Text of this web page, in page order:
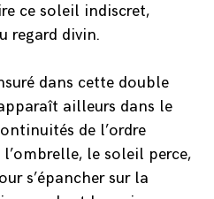
ce soleil indiscret,
regard divin.
dans cette double
ailleurs dans le
de l’ordre
le soleil perce,
s’épancher sur la